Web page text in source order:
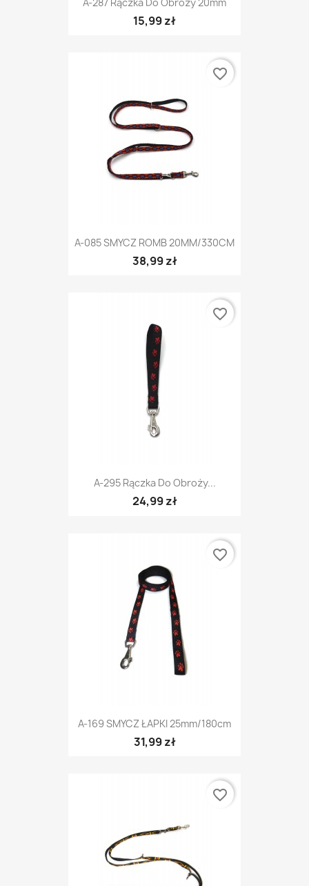
15,99 zł
A-085 SMYCZ ROMB 20MM/330CM
38,99 zł
favorite_border
A-295 Rączka Do Obroży...
24,99 zł
favorite_border
A-169 SMYCZ ŁAPKI 25mm/180cm
31,99 zł
favorite_border
favorite_border